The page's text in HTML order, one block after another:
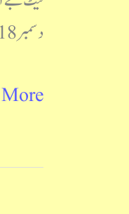
دسمبر2018 UGC NET & JRF URDU DEC 2018 کوئز کی شکل UGC NET & JRF Urdu July 2018 اکائی وار کوئز
JRF
Urdu
Dec
»